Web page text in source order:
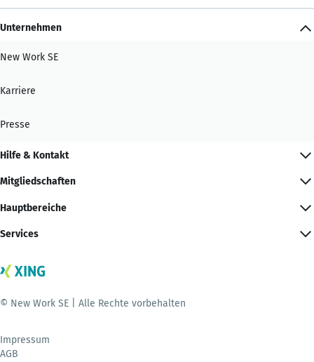
Unternehmen
New Work SE
Karriere
Presse
Hilfe & Kontakt
Mitgliedschaften
Hauptbereiche
Services
© New Work SE | Alle Rechte vorbehalten
Impressum
AGB